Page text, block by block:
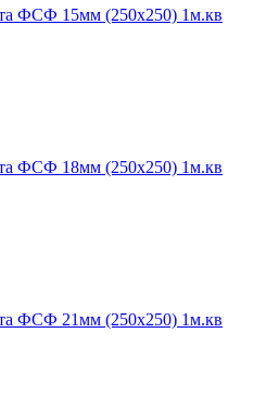
ФСФ 15мм (250х250) 1м.кв
ФСФ 18мм (250х250) 1м.кв
ФСФ 21мм (250х250) 1м.кв